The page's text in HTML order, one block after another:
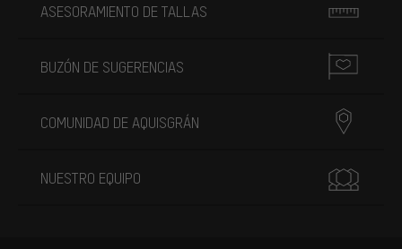
ASESORAMIENTO DE TALLAS
BUZÓN DE SUGERENCIAS
COMUNIDAD DE AQUISGRÁN
NUESTRO EQUIPO